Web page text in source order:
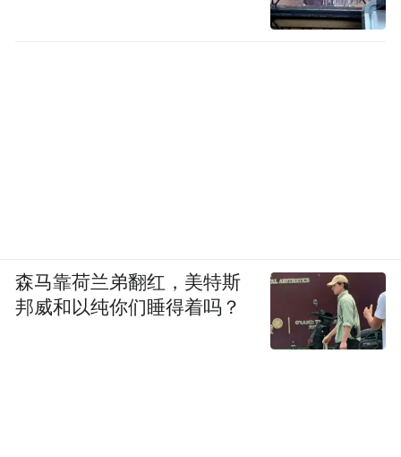
森马靠荷兰弟翻红，美特斯
邦威和以纯你们睡得着吗？